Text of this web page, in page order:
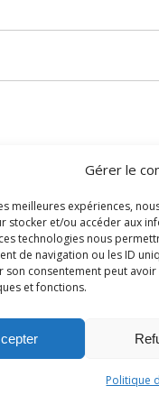
Gérer le
meilleures expériences,
stocker et/ou accéder aux
technologies nous
de navigation ou les ID
son consentement peut
et fonctions.
Politique
82 07